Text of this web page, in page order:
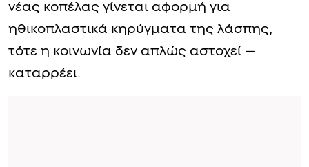
νέας κοπέλας γίνεται αφορμή για
ηθικοπλαστικά κηρύγματα της λάσπης,
τότε η κοινωνία δεν απλώς αστοχεί —
καταρρέει.